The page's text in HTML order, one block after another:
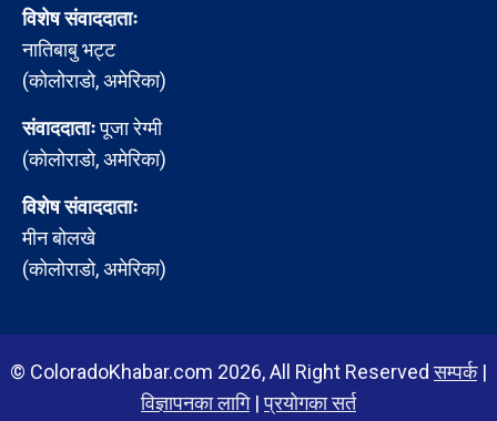
विशेष संवाददाताः
नातिबाबु भट्ट
(कोलोराडो, अमेरिका)
संवाददाताःपूजा रेग्मी
(कोलोराडो, अमेरिका)
विशेष संवाददाताः
मीन बोलखे
(कोलोराडो, अमेरिका)
© ColoradoKhabar.com 2026, All Right Reservedसम्पर्क|
विज्ञापनका लागि|प्रयोगका सर्त